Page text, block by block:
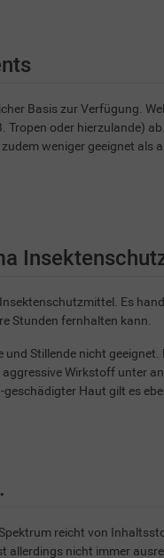
Basis zur Verfügung.
Tropen oder hierzulande)
weniger geeignet als
Es
Stunden fernhalten kann.
und Stillende nicht geeignet.
Wirkstoff unter
Haut gilt es
reicht von
allerdings nicht immer